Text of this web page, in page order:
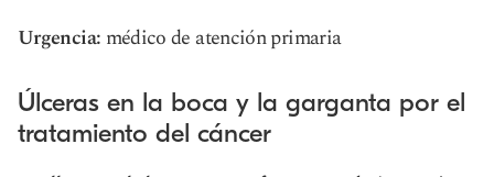
Urgencia: médico de atención primaria
Úlceras en la boca y la garganta por el
tratamiento del cáncer